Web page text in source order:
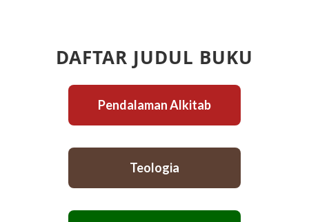
DAFTAR JUDUL BUKU
Pendalaman Alkitab
Teologia